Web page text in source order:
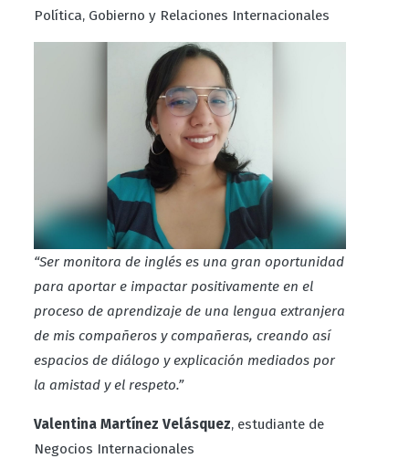
Política, Gobierno y Relaciones Internacionales
“Ser monitora de inglés es una gran oportunidad
para aportar e impactar positivamente en el
proceso de aprendizaje de una lengua extranjera
de mis compañeros y compañeras, creando así
espacios de diálogo y explicación mediados por
la amistad y el respeto.”
Valentina Martínez Velásquez, estudiante de
Negocios Internacionales